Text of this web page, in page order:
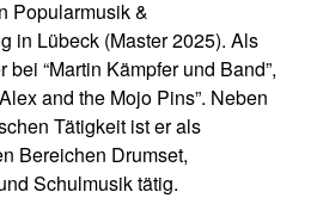
Popularmusik &
in Lübeck (Master 2025). Als
bei “Martin Kämpfer und Band”,
and the Mojo Pins”. Neben
Tätigkeit ist er als
Bereichen Drumset,
Schulmusik tätig.